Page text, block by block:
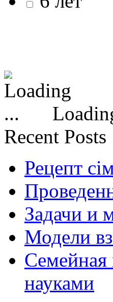
Recent Posts
Рецепт
Задачи и
Модели
Семейная
науками